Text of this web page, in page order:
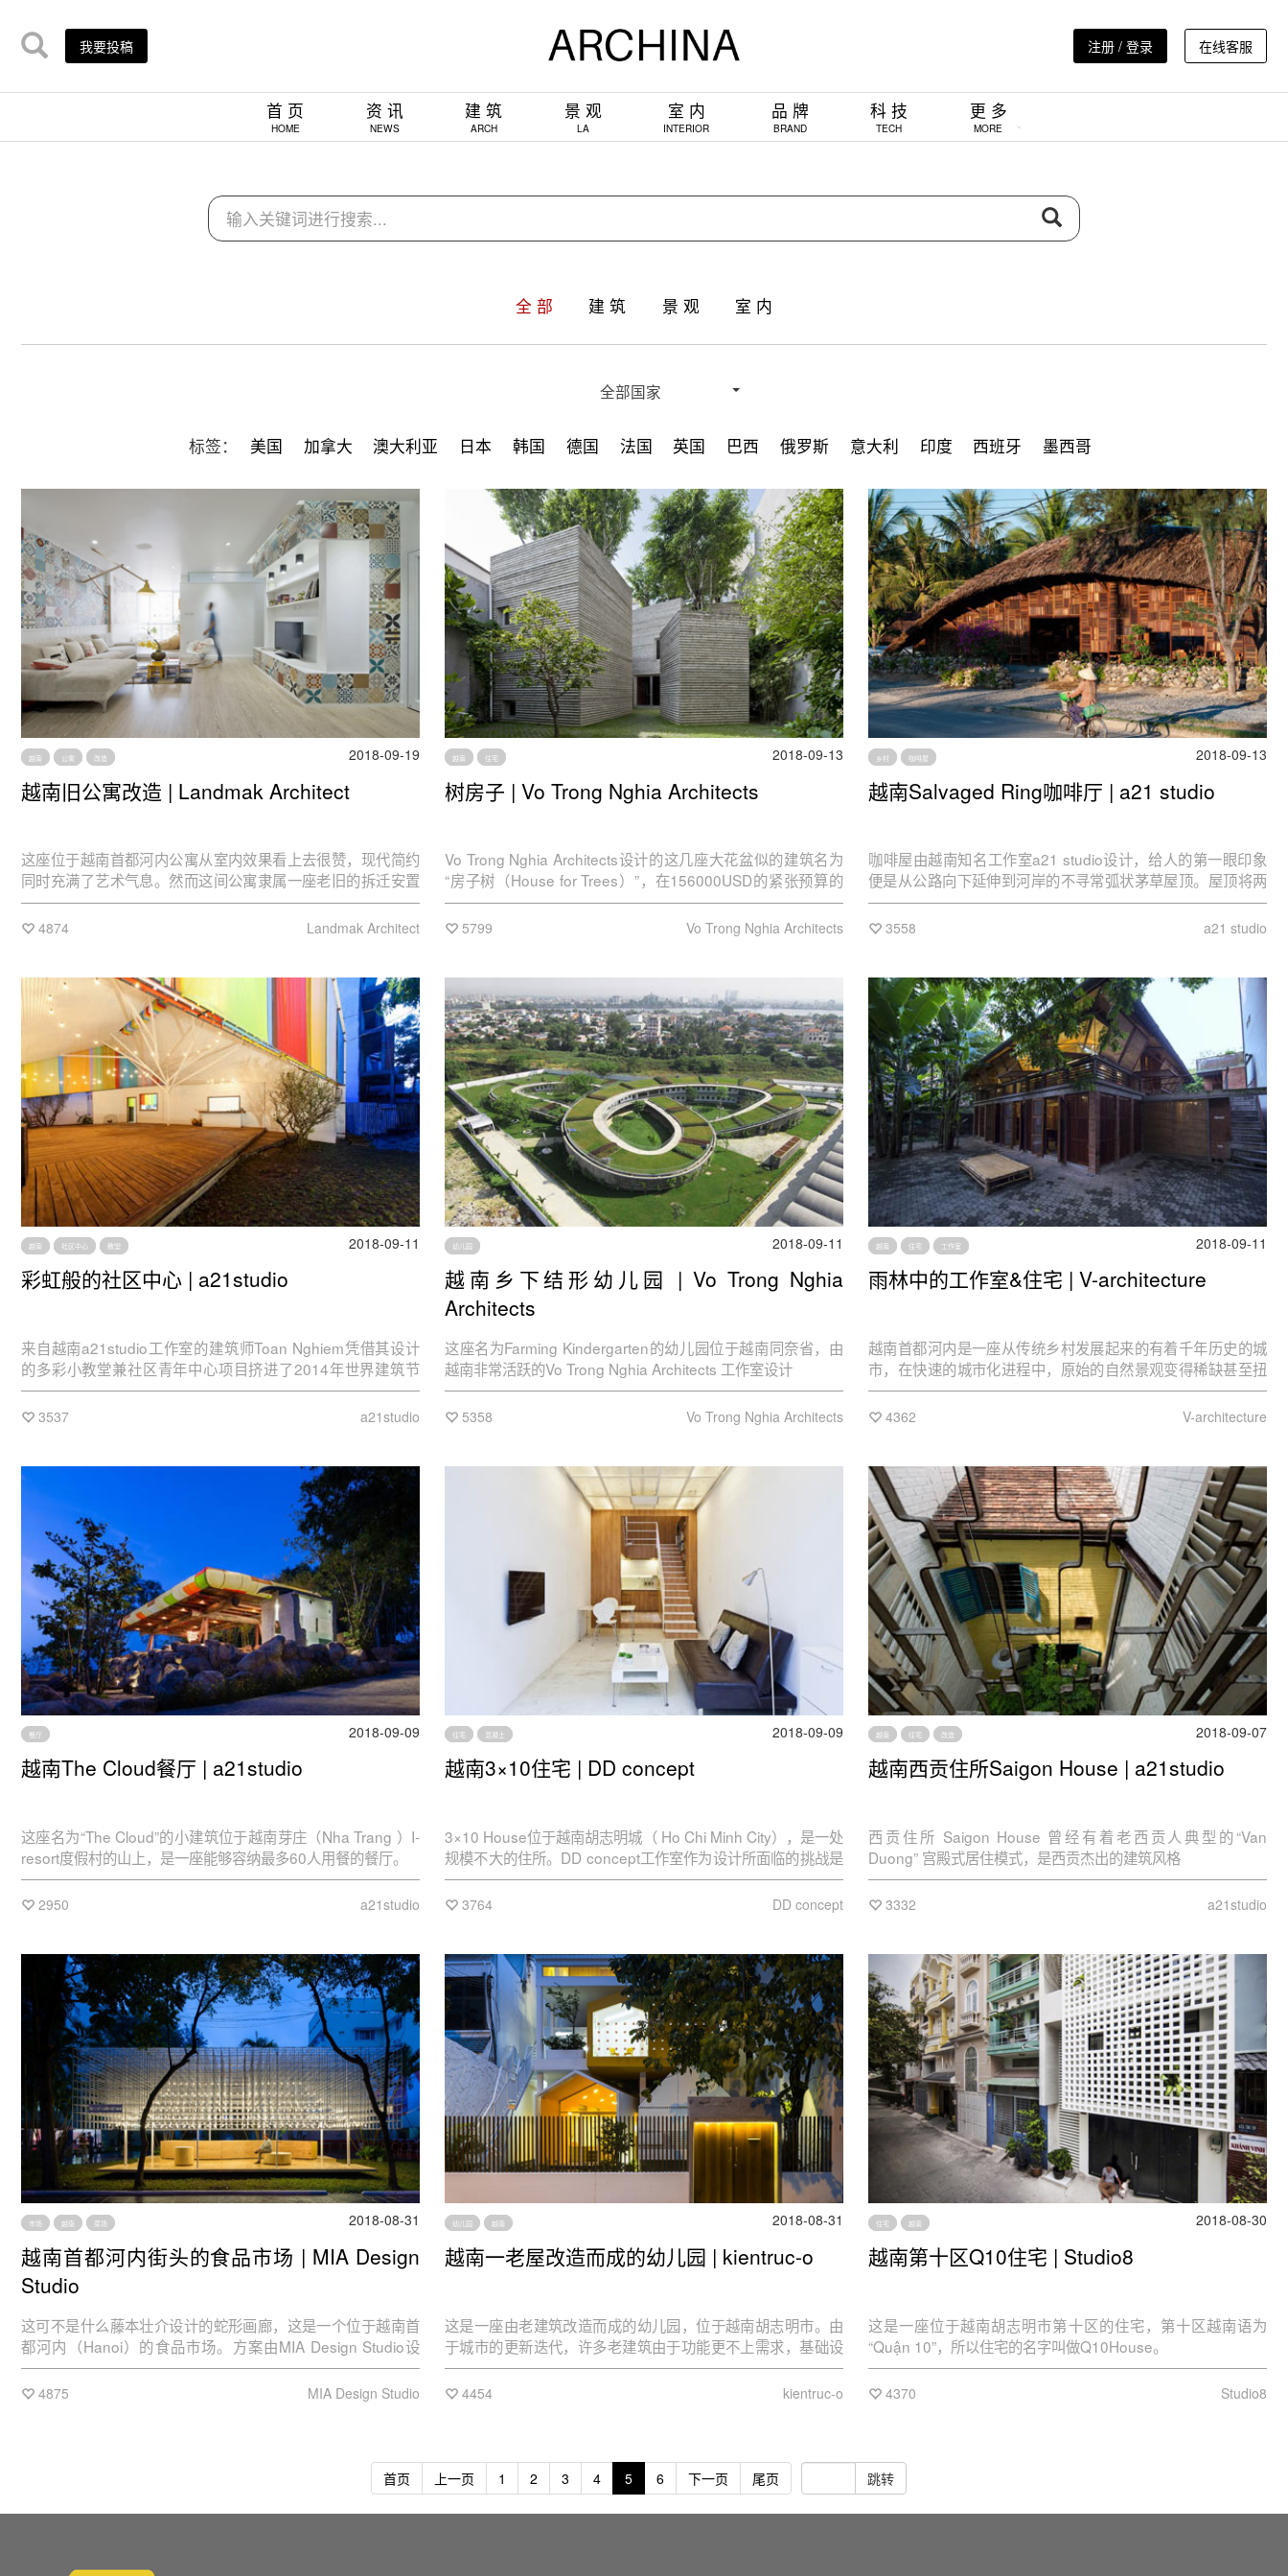
我要投稿 注册 / 登录 在线客服
首 页
HOME
资 讯
NEWS
建 筑
ARCH
景 观
LA
室 内
INTERIOR
品 牌
BRAND
科 技
TECH
更 多
MORE
全 部 建 筑 景 观 室 内
全部国家
标签： 美国 加拿大 澳大利亚 日本 韩国 德国 法国 英国 巴西 俄罗斯 意大利 印度 西班牙 墨西哥
越南 公寓 改造 2018-09-19
越南旧公寓改造 | Landmak Architect
这座位于越南首都河内公寓从室内效果看上去很赞，现代简约
同时充满了艺术气息。然而这间公寓隶属一座老旧的拆迁安置
公寓楼。
4874 Landmak Architect
越南 住宅 2018-09-13
树房子 | Vo Trong Nghia Architects
Vo Trong Nghia Architects设计的这几座大花盆似的建筑名为
“房子树（House for Trees）”，在156000USD的紧张预算的
条件下正在对以上问题做着最大努力的改变
5799 Vo Trong Nghia Architects
乡村 咖啡屋 2018-09-13
越南Salvaged Ring咖啡厅 | a21 studio
咖啡屋由越南知名工作室a21 studio设计，给人的第一眼印象
便是从公路向下延伸到河岸的不寻常弧状茅草屋顶。屋顶将两
种不同的高度巧妙地合为一体，柔化了下方的制成结构。一条
具有异国情调的小道将客人从室外引进由环形屋顶勾勒出的内
3558 a21 studio
越南 社区中心 教堂 2018-09-11
彩虹般的社区中心 | a21studio
来自越南a21studio工作室的建筑师Toan Nghiem凭借其设计
的多彩小教堂兼社区青年中心项目挤进了2014年世界建筑节
World Architecture Festival。
3537 a21studio
幼儿园 2018-09-11
越南乡下结形幼儿园 | Vo Trong Nghia
Architects
这座名为Farming Kindergarten的幼儿园位于越南同奈省，由
越南非常活跃的Vo Trong Nghia Architects 工作室设计
5358 Vo Trong Nghia Architects
越南 住宅 工作室 2018-09-11
雨林中的工作室&住宅 | V-architecture
越南首都河内是一座从传统乡村发展起来的有着千年历史的城
市，在快速的城市化进程中，原始的自然景观变得稀缺甚至扭
曲。在这样的大背景下，建筑师Ngoc Luong Le和他的V-
architecture团队设计建造了一座名为Gentle House的房子
4362 V-architecture
餐厅 2018-09-09
越南The Cloud餐厅 | a21studio
这座名为“The Cloud”的小建筑位于越南芽庄（Nha Trang ）I-
resort度假村的山上，是一座能够容纳最多60人用餐的餐厅。
2950 a21studio
住宅 混凝土 2018-09-09
越南3×10住宅 | DD concept
3×10 House位于越南胡志明城（ Ho Chi Minh City），是一处
规模不大的住所。DD concept工作室作为设计所面临的挑战是
既要照顾到住宅在使用上的私密性要求还要兼顾与外界城市界
面及自然界面的沟通交流
3764 DD concept
越南 住宅 改造 2018-09-07
越南西贡住所Saigon House | a21studio
西贡住所 Saigon House 曾经有着老西贡人典型的“Van
Duong” 宫殿式居住模式，是西贡杰出的建筑风格
3332 a21studio
市场 越南 菜场 2018-08-31
越南首都河内街头的食品市场 | MIA Design
Studio
这可不是什么藤本壮介设计的蛇形画廊，这是一个位于越南首
都河内（Hanoi）的食品市场。方案由MIA Design Studio设
计，据说灵感来自越南的传统民居……
4875 MIA Design Studio
幼儿园 越南 2018-08-31
越南一老屋改造而成的幼儿园 | kientruc-o
这是一座由老建筑改造而成的幼儿园，位于越南胡志明市。由
于城市的更新迭代，许多老建筑由于功能更不上需求，基础设
施的缺失同样需要更新改造。这次改造由当地kientruc-o事务所
完成。
4454 kientruc-o
住宅 越南 2018-08-30
越南第十区Q10住宅 | Studio8
这是一座位于越南胡志明市第十区的住宅，第十区越南语为
“Quận 10”，所以住宅的名字叫做Q10House。
4370 Studio8
首页 上一页 1 2 3 4 5 6 下一页 尾页 跳转